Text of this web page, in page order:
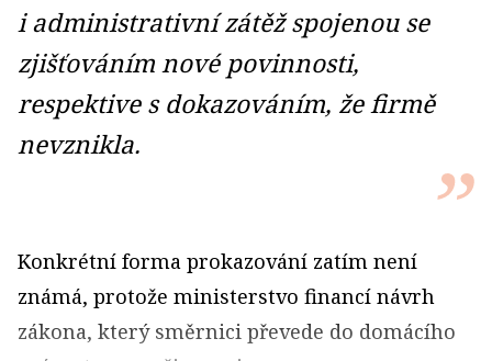
i administrativní zátěž spojenou se
zjišťováním nové povinnosti,
respektive s dokazováním, že firmě
nevznikla.
Konkrétní forma prokazování zatím není
známá, protože ministerstvo financí návrh
zákona, který směrnici převede do domácího